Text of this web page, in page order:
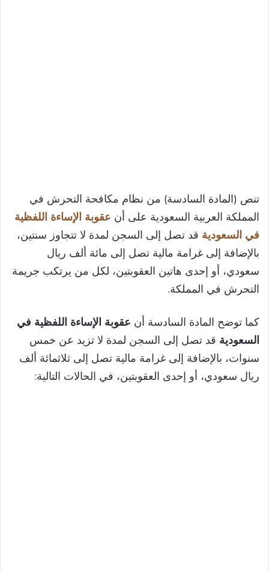
تنص (المادة السادسة) من نظام مكافحة التحرش في
المملكة العربية السعودية على أن عقوبة الإساءة اللفظية
في السعودية قد تصل إلى السجن لمدة لا تتجاوز سنتين،
بالإضافة إلى غرامة مالية تصل إلى مائة ألف ريال
سعودي، أو إحدى هاتين العقوبتين، لكل من يرتكب جريمة
التحرش في المملكة.
كما توضح المادة السادسة أن عقوبة الإساءة اللفظية في
السعودية قد تصل إلى السجن لمدة لا تزيد عن خمس
سنوات، بالإضافة إلى غرامة مالية تصل إلى ثلاثمائة ألف
ريال سعودي، أو إحدى العقوبتين، في الحالات التالية: